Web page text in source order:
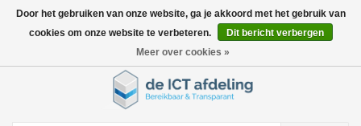
0artikelen
Door het gebruiken van onze website, ga je akkoord met het gebruik van
cookies om onze website te verbeteren.
Dit bericht verbergen
Meer over cookies »